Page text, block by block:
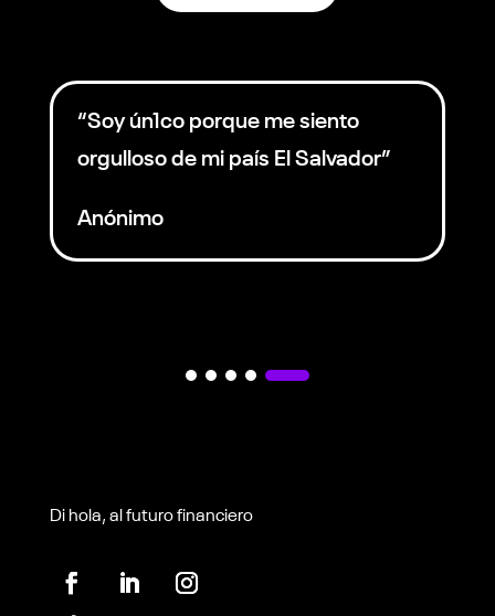
“Soy ún1co porque me siento
orgulloso de mi país El Salvador”
Anónimo
Di hola, al futuro financiero